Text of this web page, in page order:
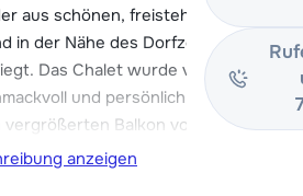
aus schönen, freistehenden
in der Nähe des Dorfzentrums des
Das Chalet wurde vom
und persönlich eingerichtet
Balkon von ca. 20 m².
des Chalets wurden 2021 renoviert.
anzeigen